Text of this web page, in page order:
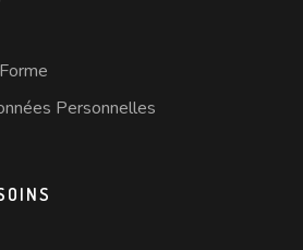
Personnelles